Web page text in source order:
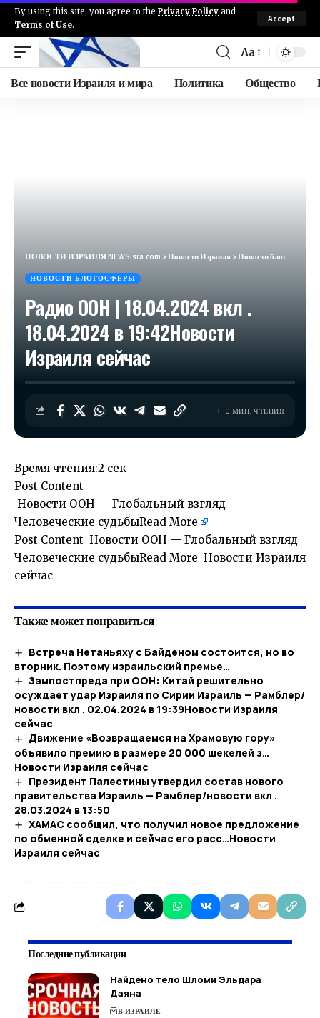
By using this site, you agree to the Privacy Policy and
Terms of Use.
Accept
Aa
Все новости Израиля и мира Политика Общество
НОВОСТИ ИЗРАИЛЯ NEWSisra.com >Новости Израиля>Новости блогосферы
НОВОСТИ БЛОГОСФЕРЫ
Радио ООН | 18.04.2024 вкл .
18.04.2024 в 19:42​Новости
Израиля сейчас
0 МИН. ЧТЕНИЯ
Время чтения:2 сек
Post Content
​ Новости ООН — Глобальный взгляд
Человеческие судьбыRead More
Post Content ​ Новости ООН — Глобальный взгляд
Человеческие судьбыRead More Новости Израиля
сейчас
Также может понравиться
Встреча Нетаньяху с Байденом состоится, но во
вторник. Поэтому израильский премье…
Зампостпреда при ООН: Китай решительно
осуждает удар Израиля по Сирии Израиль — Рамблер/
новости вкл . 02.04.2024 в 19:39​Новости Израиля
сейчас
Движение «Возвращаемся на Храмовую гору»
объявило премию в размере 20 000 шекелей з…​
Новости Израиля сейчас
Президент Палестины утвердил состав нового
правительства Израиль — Рамблер/новости вкл .
28.03.2024 в 13:50
ХАМАС сообщил, что получил новое предложение
по обменной сделке и сейчас его расс…​Новости
Израиля сейчас
Последние публикации
Найдено тело Шломи Эльдара
Даяна
В ИЗРАИЛЕ